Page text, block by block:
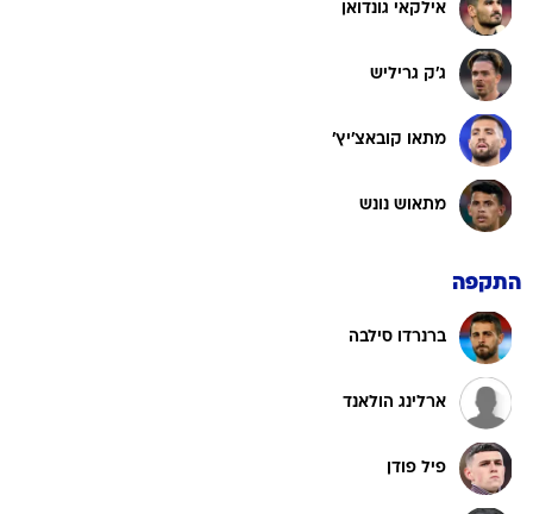
אילקאי גונדואן
ג'ק גריליש
מתאו קובאצ'יץ'
מתאוש נונש
התקפה
ברנרדו סילבה
ארלינג הולאנד
פיל פודן